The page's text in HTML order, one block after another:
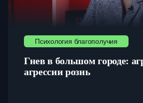
Психология благополучия
Гнев в большом городе:
агрессии рознь